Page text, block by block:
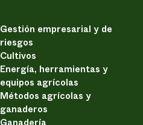
Gestión empresarial y de
riesgos
Cultivos
Energía, herramientas y
equipos agrícolas
Métodos agrícolas y
ganaderos